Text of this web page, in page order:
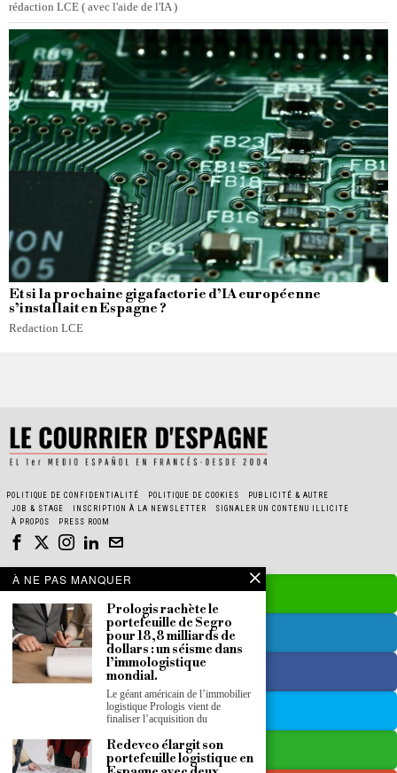
rédaction LCE ( avec l'aide de l'IA )
Et si la prochaine gigafactorie d’IA européenne
s’installait en Espagne ?
Redaction LCE
POLITIQUE DE CONFIDENTIALITÉ POLITIQUE DE COOKIES
PUBLICITÉ & AUTRE
JOB & STAGE
INSCRIPTION À LA NEWSLETTER
SIGNALER UN CONTENU ILLICITE
À PROPOS
PRESS ROOM
À NE PAS MANQUER
Prologis rachète le
portefeuille de Segro
pour 18,8 milliards de
dollars : un séisme dans
l’immologistique
mondial.
Le géant américain de l’immobilier
logistique Prologis vient de
finaliser l’acquisition du
Redevco élargit son
portefeuille logistique en